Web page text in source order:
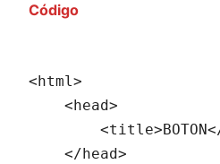
Código
<html>
    <head>
    </head>